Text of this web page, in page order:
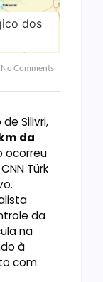
dos
No Comments
Silivri,
da
ocorreu
Türk
da
na
à
com